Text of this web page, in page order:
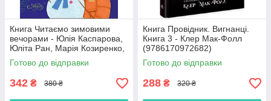
Книга Читаємо зимовими
вечорами - Юлія Каспарова,
Юліта Ран, Марія Козиренко,
Ганна Макуліна, Інна
Конопленко, Катерина
Тіхозора
Готово до відправки
342 ₴ 380 ₴
Книга Провідник. Вигнанці.
Книга 3 - Клер Мак-Фолл
(9786170972682)
Готово до відправки
288 ₴ 320 ₴